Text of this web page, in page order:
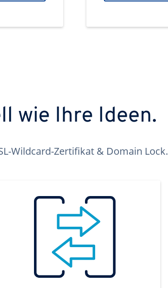
wie Ihre Ideen.
Wildcard-Zertifikat & Domain Lock.